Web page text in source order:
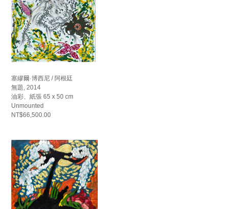
塞繆爾·博西尼 / 阿根廷
無題, 2014
油彩、紙張 65 x 50 cm
Unmounted
NT$66,500.00